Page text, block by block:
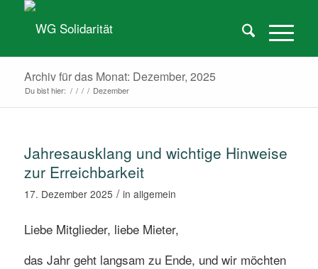
Archiv für das Monat: Dezember, 2025
Du bist hier: / / / / Dezember
Jahresausklang und wichtige Hinweise
zur Erreichbarkeit
17. Dezember 2025 / in allgemein
Liebe Mitglieder, liebe Mieter,
das Jahr geht langsam zu Ende, und wir möchten